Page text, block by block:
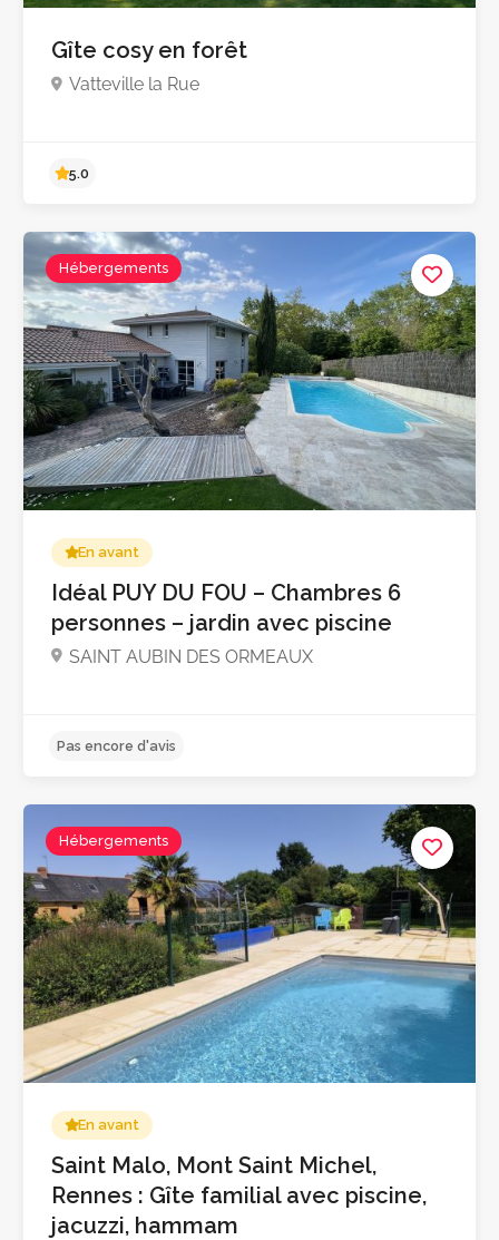
Gîte cosy en forêt
Vatteville la Rue
5.0
Hébergements
En avant
Idéal PUY DU FOU – Chambres 6
personnes – jardin avec piscine
SAINT AUBIN DES ORMEAUX
Pas encore d'avis
Hébergements
En avant
Saint Malo, Mont Saint Michel,
Rennes : Gîte familial avec piscine,
jacuzzi, hammam